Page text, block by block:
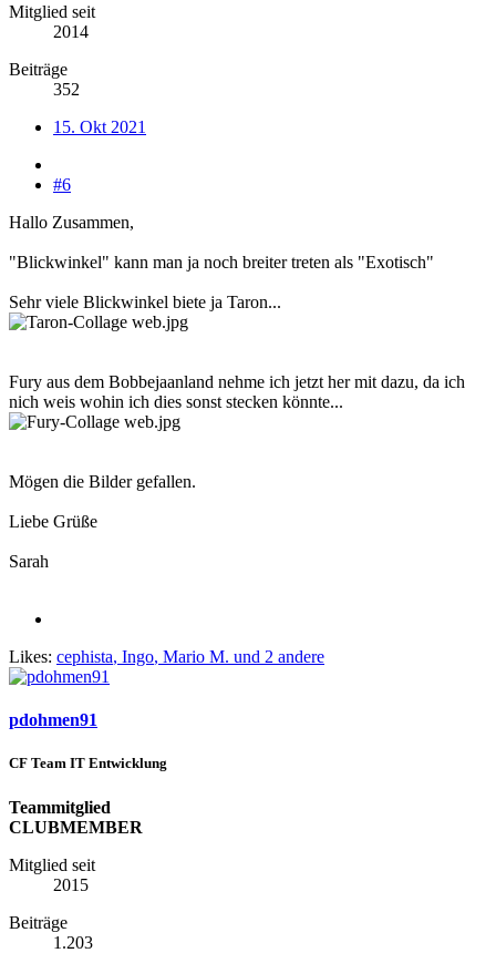
Mitglied seit
2014
Beiträge
352
15. Okt 2021
#6
Hallo Zusammen,
"Blickwinkel" kann man ja noch breiter treten als "Exotisch"
Sehr viele Blickwinkel biete ja Taron...
Fury aus dem Bobbejaanland nehme ich jetzt her mit dazu, da ich
nich weis wohin ich dies sonst stecken könnte...
Mögen die Bilder gefallen.
Liebe Grüße
Sarah
Likes: cephista, Ingo, Mario M. und 2 andere
pdohmen91
CF Team IT Entwicklung
Teammitglied
CLUBMEMBER
Mitglied seit
2015
Beiträge
1.203